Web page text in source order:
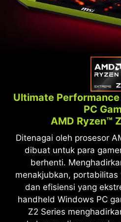
Ultimate
PC
AMD Ryzen™
Ditenagai oleh prosesor
dibuat untuk para
berhenti.
menakjubkan,
dan efisiensi yang
handheld Windows PC
Z2 Series